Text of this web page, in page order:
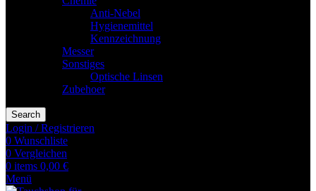
Anti-Nebel
Hygienemittel
Kennzeichnung
Messer
Sonstiges
Optische Linsen
Zubehoer
Search
Login / Registrieren
0 Wunschliste
0 Vergleichen
0 items 0,00 €
Menü